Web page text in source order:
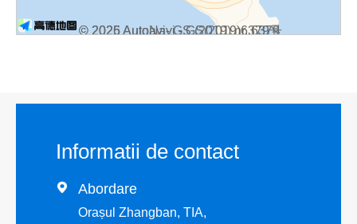
© 2025 Autoavi- GS (2019) nr. 6379
© 2026 AutoNavi- GS(2019)6379号
Informatii de contact
 Abordare
Orașul Zhangban, TIA,